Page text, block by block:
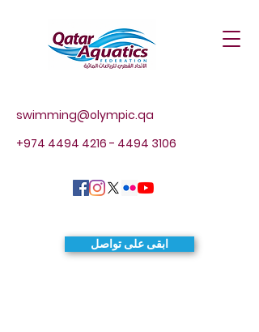
swimming@olympic.qa
+974 4494 4216 - 4494 3106
ابقى على تواصل